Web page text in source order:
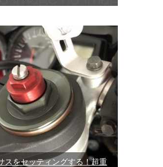
スをセッティングする！超重